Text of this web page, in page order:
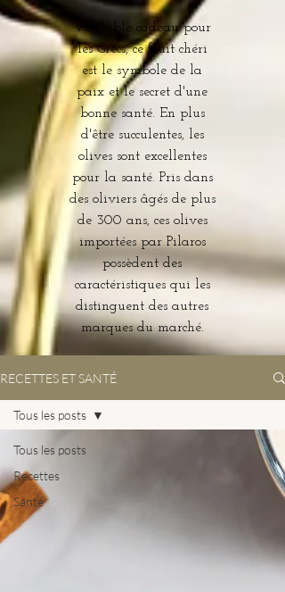
Véritable cadeau pour
les Grecs, ce fruit chéri
est le symbole de la
paix et le secret d'une
bonne santé. En plus
d'être succulentes, les
olives sont excellentes
pour la santé. Pris dans
des oliviers âgés de plus
de 300 ans, ces olives
importées par Pilaros
possèdent des
caractéristiques qui les
distinguent des autres
marques du marché.
RECETTES ET SANTÉ
Tous les posts
Recettes
Santé
Tous les posts